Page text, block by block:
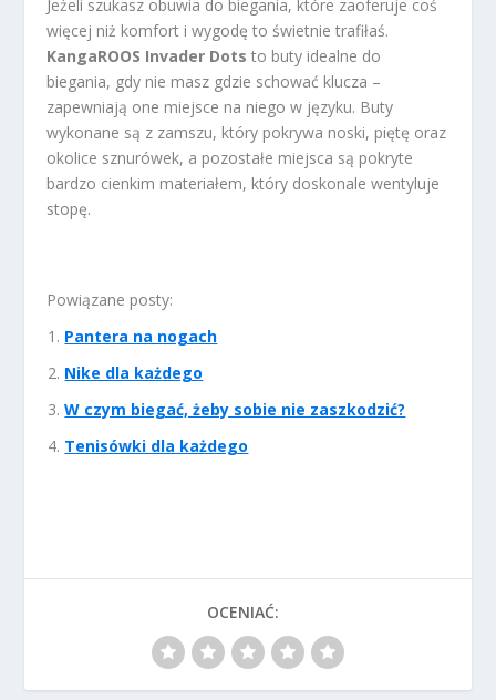
Jeżeli szukasz obuwia do biegania, które zaoferuje coś
więcej niż komfort i wygodę to świetnie trafiłaś.
KangaROOS Invader Dots to buty idealne do
biegania, gdy nie masz gdzie schować klucza –
zapewniają one miejsce na niego w języku. Buty
wykonane są z zamszu, który pokrywa noski, piętę oraz
okolice sznurówek, a pozostałe miejsca są pokryte
bardzo cienkim materiałem, który doskonale wentyluje
stopę.
Powiązane posty:
Pantera na nogach
Nike dla każdego
W czym biegać, żeby sobie nie zaszkodzić?
Tenisówki dla każdego
OCENIAĆ: